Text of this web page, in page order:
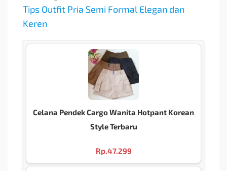
Tips Outfit Pria Semi Formal Elegan dan
Keren
Celana Pendek Cargo Wanita Hotpant Korean
Style Terbaru
Rp.47.299